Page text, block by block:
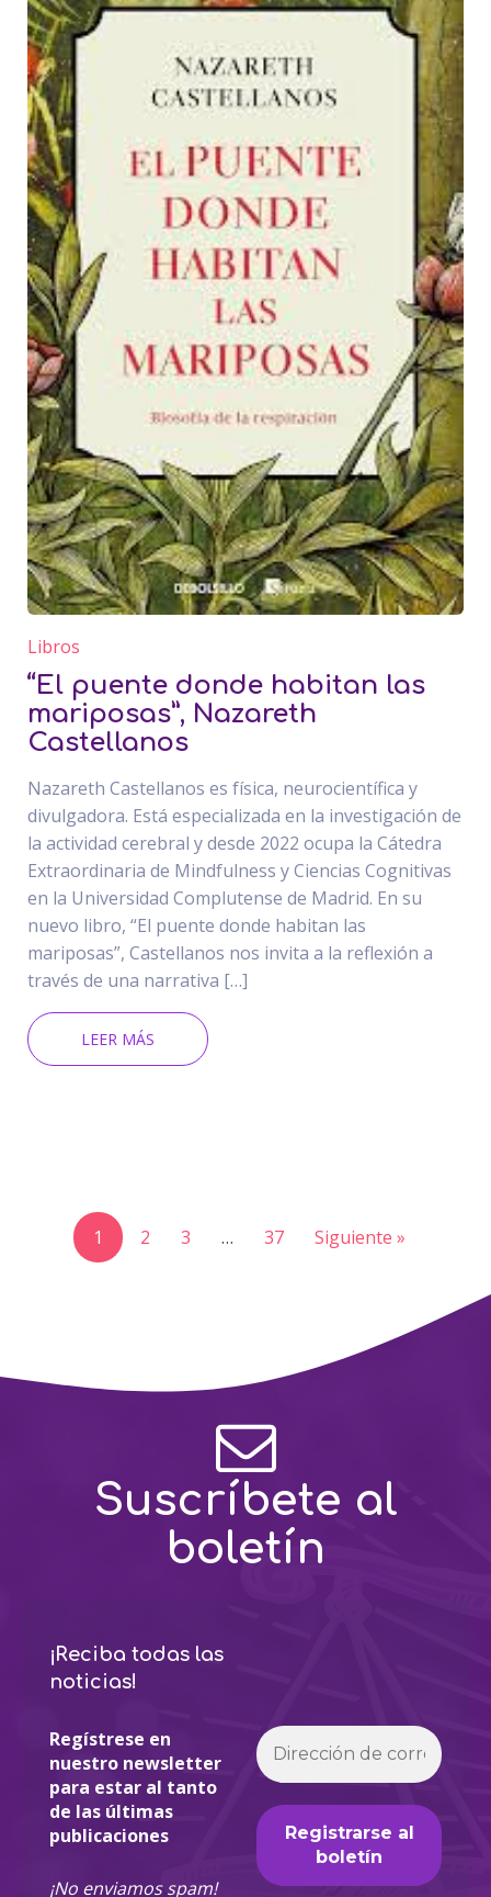
Libros
“El puente donde habitan las
mariposas”, Nazareth
Castellanos
Nazareth Castellanos es física, neurocientífica y
divulgadora. Está especializada en la investigación de
la actividad cerebral y desde 2022 ocupa la Cátedra
Extraordinaria de Mindfulness y Ciencias Cognitivas
en la Universidad Complutense de Madrid. En su
nuevo libro, “El puente donde habitan las
mariposas”, Castellanos nos invita a la reflexión a
través de una narrativa […]
LEER MÁS
1 2 3 … 37 Siguiente »
Suscríbete al
boletín
¡Reciba todas las
noticias!
Regístrese en
nuestro newsletter
para estar al tanto
de las últimas
publicaciones
¡No enviamos spam!